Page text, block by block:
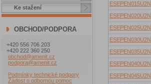
Ke stažení
OBCHOD/PODPORA
+420 556 706 203
+420 222 360 250
obchod@amenit.cz
podpora@amenit.cz
Podmínky technické podpory
Žádost o odbornou pomoc
ESEPEN015U2N
ESEPEN020U2N
ESEPEN025U2N
ESEPEN030U2N
ESEPEN035U2N
ESEPEN040U2N
ESEPEN045U2N